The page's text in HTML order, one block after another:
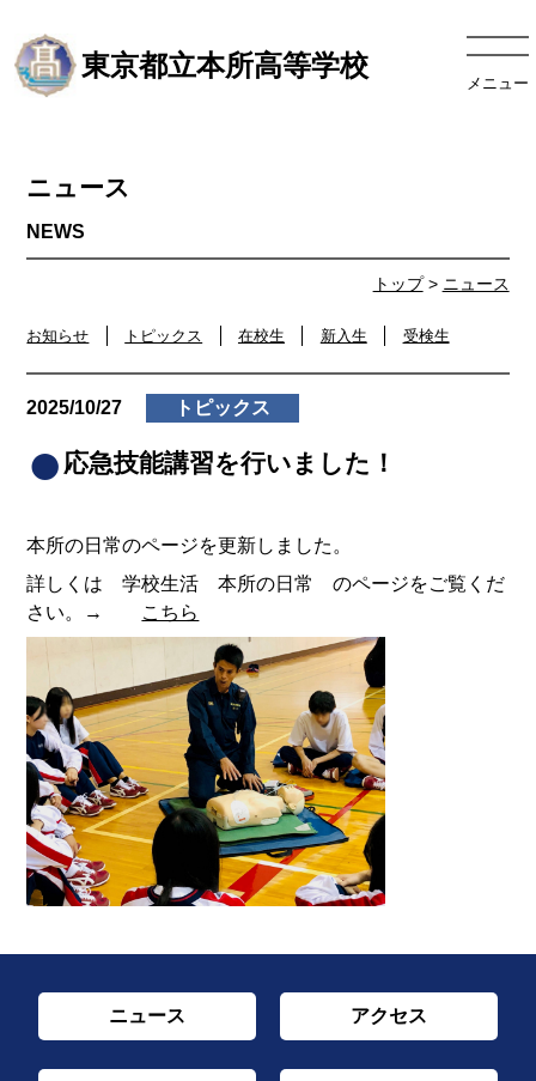
東京都立本所高等学校
メニュー
トップ> ニュース
ニュース
お知らせ トピックス 在校生 新入生 受検生
2025/10/27 トピックス
応急技能講習を行いました！
本所の日常のページを更新しました。
詳しくは 学校生活 本所の日常 のページをご覧くだ
さい。→ こちら
ニュース アクセス